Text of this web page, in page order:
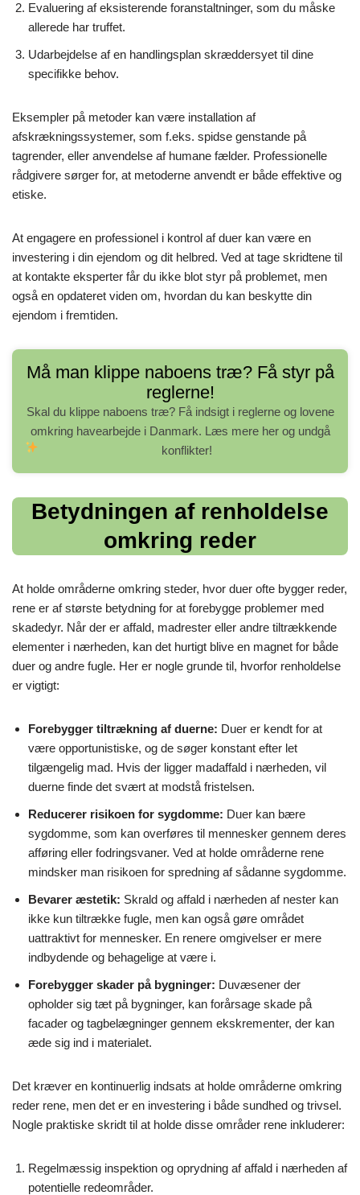
Evaluering af eksisterende foranstaltninger, som du måske
allerede har truffet.
Udarbejdelse af en handlingsplan skræddersyet til dine
specifikke behov.
Eksempler på metoder kan være installation af
afskrækningssystemer, som f.eks. spidse genstande på
tagrender, eller anvendelse af humane fælder. Professionelle
rådgivere sørger for, at metoderne anvendt er både effektive og
etiske.
At engagere en professionel i kontrol af duer kan være en
investering i din ejendom og dit helbred. Ved at tage skridtene til
at kontakte eksperter får du ikke blot styr på problemet, men
også en opdateret viden om, hvordan du kan beskytte din
ejendom i fremtiden.
Må man klippe naboens træ? Få styr på
reglerne!
Skal du klippe naboens træ? Få indsigt i reglerne og lovene
omkring havearbejde i Danmark. Læs mere her og undgå
konflikter!
Betydningen af renholdelse
omkring reder
At holde områderne omkring steder, hvor duer ofte bygger reder,
rene er af største betydning for at forebygge problemer med
skadedyr. Når der er affald, madrester eller andre tiltrækkende
elementer i nærheden, kan det hurtigt blive en magnet for både
duer og andre fugle. Her er nogle grunde til, hvorfor renholdelse
er vigtigt:
Forebygger tiltrækning af duerne: Duer er kendt for at
være opportunistiske, og de søger konstant efter let
tilgængelig mad. Hvis der ligger madaffald i nærheden, vil
duerne finde det svært at modstå fristelsen.
Reducerer risikoen for sygdomme: Duer kan bære
sygdomme, som kan overføres til mennesker gennem deres
afføring eller fodringsvaner. Ved at holde områderne rene
mindsker man risikoen for spredning af sådanne sygdomme.
Bevarer æstetik: Skrald og affald i nærheden af nester kan
ikke kun tiltrække fugle, men kan også gøre området
uattraktivt for mennesker. En renere omgivelser er mere
indbydende og behagelige at være i.
Forebygger skader på bygninger: Duvæsener der
opholder sig tæt på bygninger, kan forårsage skade på
facader og tagbelægninger gennem ekskrementer, der kan
æde sig ind i materialet.
Det kræver en kontinuerlig indsats at holde områderne omkring
reder rene, men det er en investering i både sundhed og trivsel.
Nogle praktiske skridt til at holde disse områder rene inkluderer:
Regelmæssig inspektion og oprydning af affald i nærheden af
potentielle redeområder.